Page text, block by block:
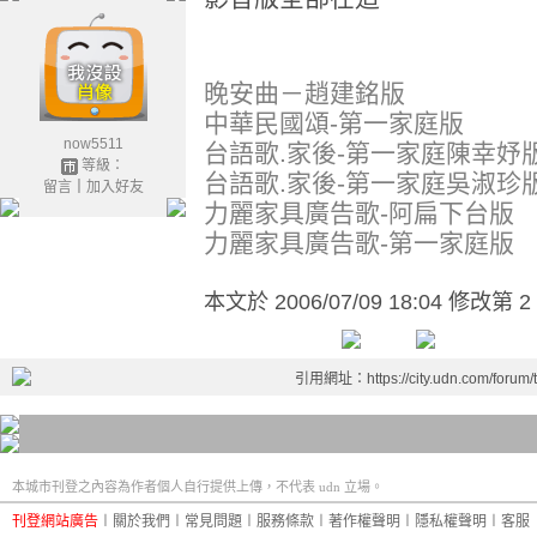
now5511
等級：
留言｜ 加入好友
晚安曲－趙建銘版
中華民國頌-第一家庭版
台語歌.家後-第一家庭陳幸妤
台語歌.家後-第一家庭吳淑珍
力麗家具廣告歌-阿扁下台版
力麗家具廣告歌-第一家庭版
本文於 2006/07/09 18:04 修改第 2
引用網址：https://city.udn.com/
本城市刊登之內容為作者個人自行提供上傳，不代表 udn 立場。
刊登網站廣告 關於我們 常見問題 服務條款 著作權聲明 隱私權聲明 客服